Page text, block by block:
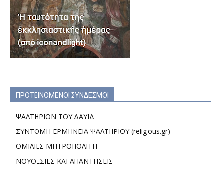
ΠΡΟΤΕΙΝΟΜΕΝΟΙ ΣΥΝΔΕΣΜΟΙ
ΨΑΛΤΗΡΙΟΝ ΤΟΥ ΔΑΥΙΔ
ΣΥΝΤΟΜΗ ΕΡΜΗΝΕΙΑ ΨΑΛΤΗΡΙΟΥ (religious.gr)
ΟΜΙΛΙΕΣ ΜΗΤΡΟΠΟΛΙΤΗ
ΝΟΥΘΕΣΙΕΣ ΚΑΙ ΑΠΑΝΤΗΣΕΙΣ